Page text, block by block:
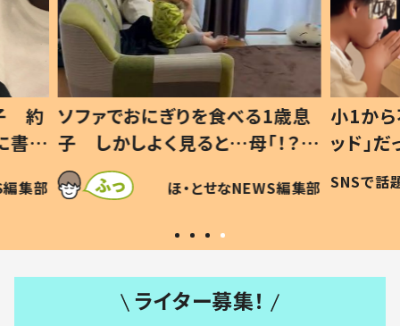
歳息
？」
編集部
小1から不登校、息子は「ギフテ
ッド」だった 父が“ウチ給食”を
作り続ける理由とは #令和の親
#令和の子
SNSで話題 ほ・とせなNEWS編集部
ひ孫
が、抱
「涙
い」
ライター募集！